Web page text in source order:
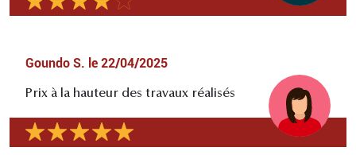
Goundo S. le 22/04/2025
Prix à la hauteur des travaux réalisés